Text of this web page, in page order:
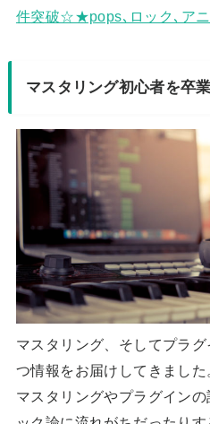
件突破☆★pops､ロック､ア
マスタリング初心者を卒
マスタリング、そしてプラ
つ情報をお届けしてきました
マスタリングやプラグイン